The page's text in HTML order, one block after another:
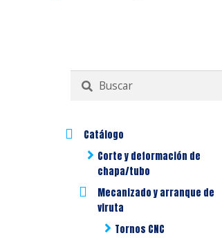
Buscar
por:
Catálogo
Corte y deformación de
chapa/tubo
Mecanizado y arranque de
viruta
Tornos CNC